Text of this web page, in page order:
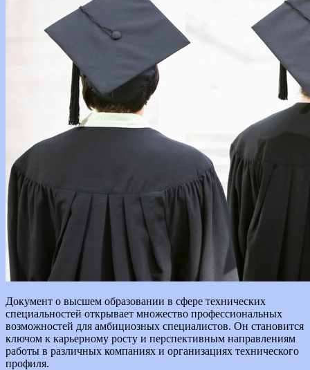
Документ о высшем образовании в сфере технических
специальностей открывает множество профессиональных
возможностей для амбициозных специалистов. Он становится
ключом к карьерному росту и перспективным направлениям
работы в различных компаниях и организациях технического
профиля.